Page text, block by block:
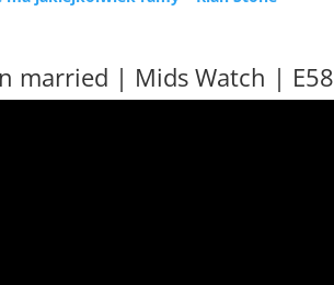
married | Mids Watch | E58